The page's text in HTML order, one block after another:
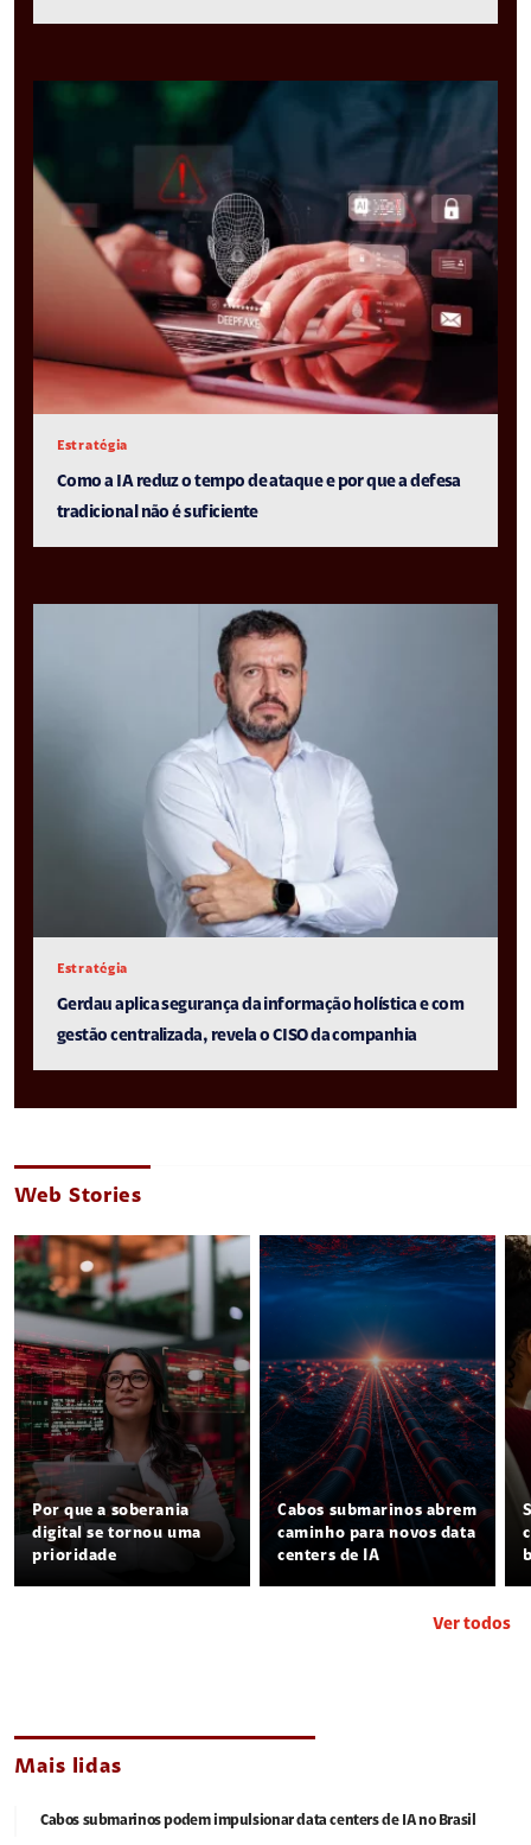
Estratégia
Como a IA reduz o tempo de ataque e por que a defesa
tradicional não é suficiente
Estratégia
Gerdau aplica segurança da informação holística e com
gestão centralizada, revela o CISO da companhia
Web Stories
Por que a soberania
digital se tornou uma
prioridade
Cabos submarinos abrem
caminho para novos data
centers de IA
Ver todos
Mais lidas
Cabos submarinos podem impulsionar data centers de IA no Brasil